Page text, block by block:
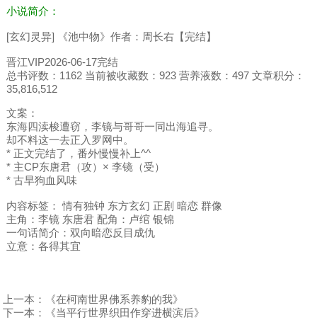
小说简介：
[玄幻灵异] 《池中物》作者：周长右【完结】
晋江VIP2026-06-17完结
总书评数：1162 当前被收藏数：923 营养液数：497 文章积分：
35,816,512
文案：
东海四渎梭遭窃，李镜与哥哥一同出海追寻。
却不料这一去正入罗网中。
* 正文完结了，番外慢慢补上^^
* 主CP东唐君（攻）× 李镜（受）
* 古早狗血风味
内容标签： 情有独钟 东方玄幻 正剧 暗恋 群像
主角：李镜 东唐君 配角：卢绾 银锦
一句话简介：双向暗恋反目成仇
立意：各得其宜
上一本：
《在柯南世界佛系养豹的我》
下一本：
《当平行世界织田作穿进横滨后》